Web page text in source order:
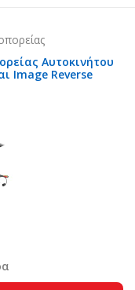
Αυτοκινήτου
Image Reverse